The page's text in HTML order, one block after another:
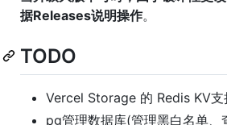
据Releases说明操作。
TODO
Vercel Storage 的 Redis KV支
pg管理数据库(管理黑白名单、